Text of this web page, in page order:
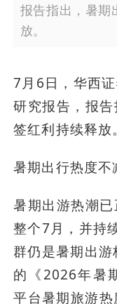
报告指出，暑期
放。
7月6日，华西
研究报告，报
签红利持续释放。
暑期出行热度
暑期出游热潮
整个7月，并持
群仍是暑期出
的《2026年暑
平台暑期旅游